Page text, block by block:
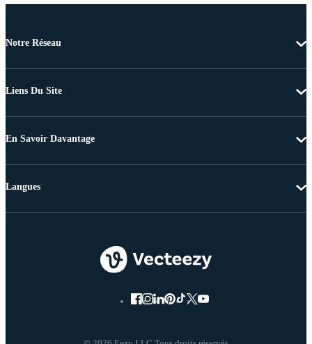
Notre Réseau
Liens Du Site
En Savoir Davantage
Langues